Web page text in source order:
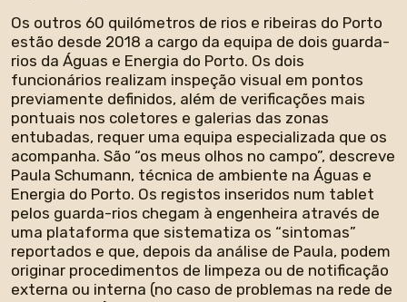
Os outros 60 quilómetros de rios e ribeiras do Porto
estão desde 2018 a cargo da equipa de dois guarda-
rios da Águas e Energia do Porto. Os dois
funcionários realizam inspeção visual em pontos
previamente definidos, além de verificações mais
pontuais nos coletores e galerias das zonas
entubadas, requer uma equipa especializada que os
acompanha. São “os meus olhos no campo”, descreve
Paula Schumann, técnica de ambiente na Águas e
Energia do Porto. Os registos inseridos num tablet
pelos guarda-rios chegam à engenheira através de
uma plataforma que sistematiza os “sintomas”
reportados e que, depois da análise de Paula, podem
originar procedimentos de limpeza ou de notificação
externa ou interna (no caso de problemas na rede de